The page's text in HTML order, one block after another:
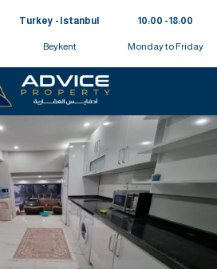
Turkey - Istanbul
Beykent
10:00 - 18:00
Monday to Friday